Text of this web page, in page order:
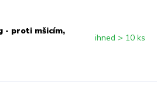
- proti mšicím,
ihned > 10 ks